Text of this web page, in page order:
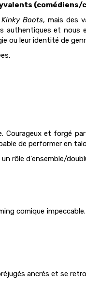
(comédiens/
Kinky Boots, mais des
authentiques et nous
ou leur identité de
et forgé
de performer en
rôle d'ensemble/
comique
ancrés et se